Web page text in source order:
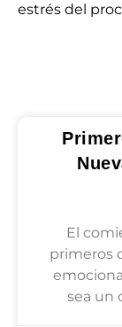
estrés del
El
primeros
sea un